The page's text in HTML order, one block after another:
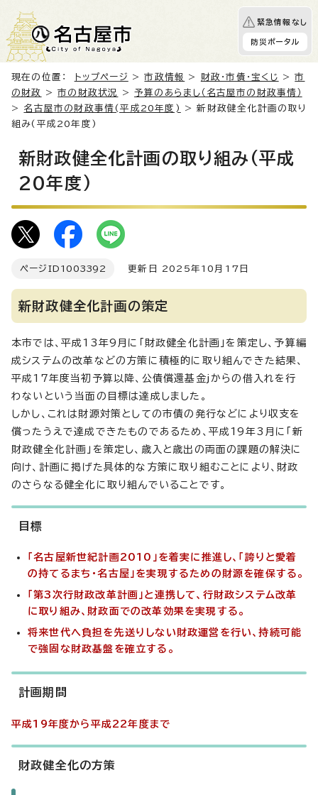
緊急情報なし
防災ポータル
現在の位置： トップページ >市政情報 > 財政・市債・宝くじ >市
の財政
>市の財政状況 >予算のあらまし（名古屋市の財政事情）
> 名古屋市の財政事情(平成20年度)
> 新財政健全化計画の取り
組み(平成20年度)
新財政健全化計画の取り組み(平成
20年度)
ページID 1003392 更新日 2025年10月17日
新財政健全化計画の策定
本市では、平成13年9月に「財政健全化計画」を策定し、予算編
成システムの改革などの方策に積極的に取り組んできた結果、
平成17年度当初予算以降、公債償還基金jからの借入れを行
わないという当面の目標は達成しました。
しかし、これは財源対策としての市債の発行などにより収支を
償ったうえで達成できたものであるため、平成19年3月に「新
財政健全化計画」を策定し、歳入と歳出の両面の課題の解決に
向け、計画に掲げた具体的な方策に取り組むことにより、財政
のさらなる健全化に取り組んでいることです。
目標
「名古屋新世紀計画2010」を着実に推進し、「誇りと愛着
の持てるまち・名古屋」を実現するための財源を確保する。
「第3次行財政改革計画」と連携して、行財政システム改革
に取り組み、財政面での改革効果を実現する。
将来世代へ負担を先送りしない財政運営を行い、持続可能
で強固な財政基盤を確立する。
計画期間
平成19年度から平成22年度まで
財政健全化の方策